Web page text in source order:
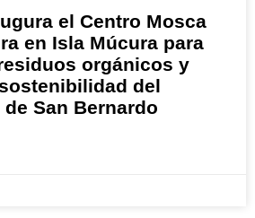
el Centro Mosca
en Isla Múcura para
orgánicos y
del
San Bernardo